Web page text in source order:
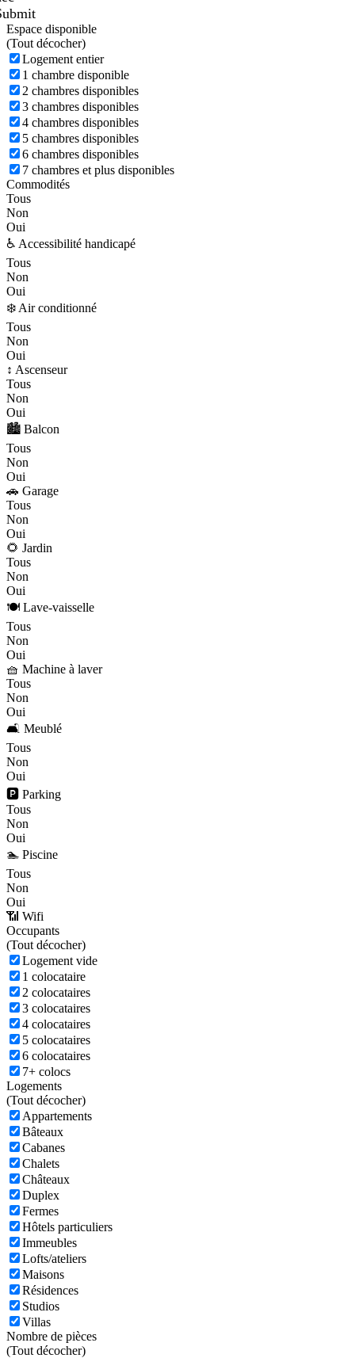
Espace disponible
(Tout décocher)
Logement entier
1 chambre disponible
2 chambres disponibles
3 chambres disponibles
4 chambres disponibles
5 chambres disponibles
6 chambres disponibles
7 chambres et plus disponibles
Commodités
Tous
Non
Oui
♿ Accessibilité handicapé
Tous
Non
Oui
❄️ Air conditionné
Tous
Non
Oui
↕️ Ascenseur
Tous
Non
Oui
🏙️ Balcon
Tous
Non
Oui
🚗 Garage
Tous
Non
Oui
🌻 Jardin
Tous
Non
Oui
🍽️ Lave-vaisselle
Tous
Non
Oui
🧺 Machine à laver
Tous
Non
Oui
🛋️ Meublé
Tous
Non
Oui
🅿️ Parking
Tous
Non
Oui
🏊 Piscine
Tous
Non
Oui
📶 Wifi
Occupants
(Tout décocher)
Logement vide
1 colocataire
2 colocataires
3 colocataires
4 colocataires
5 colocataires
6 colocataires
7+ colocs
Logements
(Tout décocher)
Appartements
Bâteaux
Cabanes
Chalets
Châteaux
Duplex
Fermes
Hôtels particuliers
Immeubles
Lofts/ateliers
Maisons
Résidences
Studios
Villas
Nombre de pièces
(Tout décocher)